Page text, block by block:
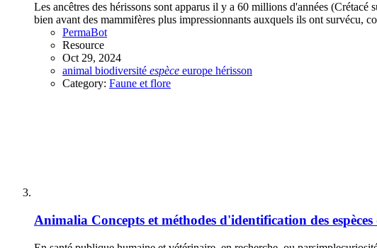
Les ancêtres des hérissons sont apparus il y a 60 millions d'années
bien avant des mammifères plus impressionnants auxquels ils ont survécu,
PermaBot
Resource
Oct 29, 2024
animal biodiversité espèce europe hérisson
Category: Faune et flore
Animalia Concepts et méthodes d'identification des